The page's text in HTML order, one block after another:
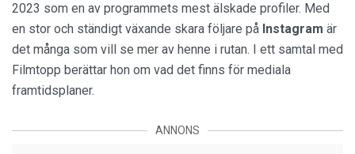
2023 som en av programmets mest älskade profiler. Med
en stor och ständigt växande skara följare på Instagram är
det många som vill se mer av henne i rutan. I ett samtal med
Filmtopp berättar hon om vad det finns för mediala
framtidsplaner.
ANNONS